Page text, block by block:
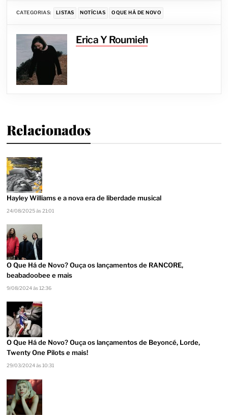
CATEGORIAS: LISTAS NOTÍCIAS O QUE HÁ DE NOVO
Erica Y Roumieh
Relacionados
Hayley Williams e a nova era de liberdade musical
24/08/2025 às 21:01
O Que Há de Novo? Ouça os lançamentos de RANCORE,
beabadoobee e mais
9/08/2024 às 12:36
O Que Há de Novo? Ouça os lançamentos de Beyoncé, Lorde,
Twenty One Pilots e mais!
29/03/2024 às 10:31